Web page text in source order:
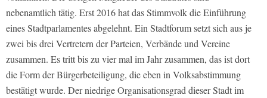
nebenamtlich tätig. Erst 2016 hat das Stimmvolk die Einführung
eines Stadtparlamentes abgelehnt. Ein Stadtforum setzt sich aus je
zwei bis drei Vertretern der Parteien, Verbände und Vereine
zusammen. Es tritt bis zu vier mal im Jahr zusammen, das ist dort
die Form der Bürgerbeteiligung, die eben in Volksabstimmung
bestätigt wurde. Der niedrige Organisationsgrad dieser Stadt im